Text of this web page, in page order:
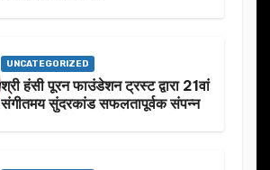
UNCATEGORIZED
श्री हंसी पूरन फाउंडेशन ट्रस्ट द्वारा 21वां
संगीतमय सुंदरकांड सफलतापूर्वक संपन्न